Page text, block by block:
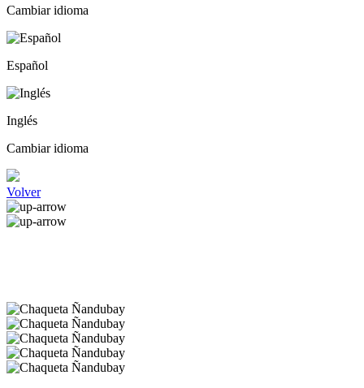
Cambiar idioma
Español
Inglés
Cambiar idioma
Volver